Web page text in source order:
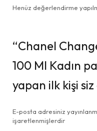
Henüz değerlendirme
“Chanel
100 Ml Kadın
yapan ilk kişi
E-posta adresiniz
işaretlenmişlerdir